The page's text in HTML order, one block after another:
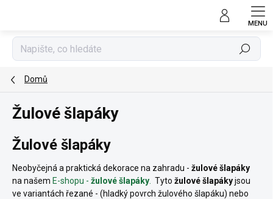
Hledat
Domů
Žulové šlapáky
Žulové šlapáky
Neobyčejná a praktická dekorace na zahradu - žulovéšlapáky
na našem E-shopu - žulové šlapáky Tyto žulové šlapákyjsou
ve variantách řezané - (hladký povrch žulového šlapáku) nebo